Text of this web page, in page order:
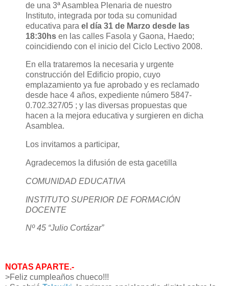
de una 3ª Asamblea Plenaria de nuestro
Instituto, integrada por toda su comunidad
educativa para el día 31 de Marzo desde las
18:30hs en las calles Fasola y Gaona, Haedo;
coincidiendo con el inicio del Ciclo Lectivo 2008.
En ella trataremos la necesaria y urgente
construcción del Edificio propio, cuyo
emplazamiento ya fue aprobado y es reclamado
desde hace 4 años, expediente número 5847-
0.702.327/05 ; y las diversas propuestas que
hacen a la mejora educativa y surgieren en dicha
Asamblea.
Los invitamos a participar,
Agradecemos la difusión de esta gacetilla
COMUNIDAD EDUCATIVA
INSTITUTO SUPERIOR DE FORMACIÓN
DOCENTE
Nº 45 “Julio Cortázar”
NOTAS APARTE.-
>Feliz cumpleaños chueco!!!